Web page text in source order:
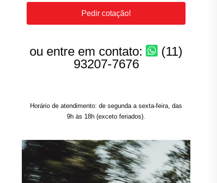
Pedir cotação!
ou entre em contato:
(11)
93207-7676
Horário de atendimento: de segunda a sexta-feira, das
9h às 18h (exceto feriados).